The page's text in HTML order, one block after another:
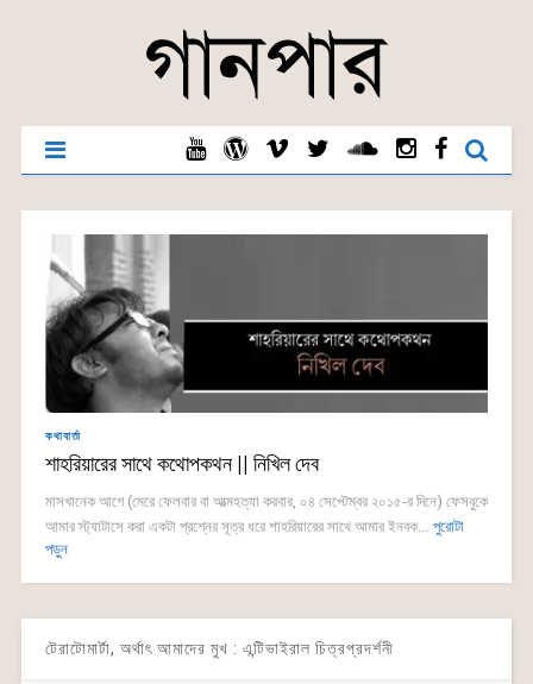
কথাবার্তা
শাহরিয়ারের সাথে কথোপকথন || নিখিল দেব
মাসখানেক আগে (মেরে ফেলবার বা আত্মহত্যা করবার, ০৪ সেপ্টেম্বর ২০১৫-র দিনে) ফেসবুকে
আমার স্ট্যাটাসে করা একটা প্রশ্নের সূত্র ধরে শাহরিয়ারের সাথে আমার ইনবক... পুরোটা
পড়ুন
টেরাটোমার্টা, অর্থাৎ আমাদের মুখ : এন্টিভাইরাল চিত্রপ্রদর্শনী